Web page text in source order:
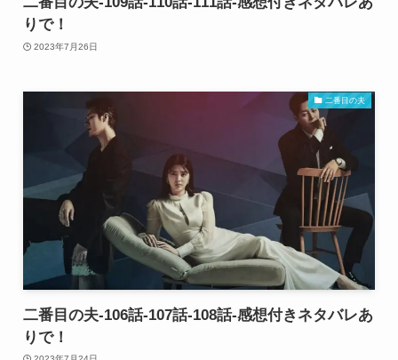
りで！
2023年7月26日
二番目の夫
二番目の夫-106話-107話-108話-感想付きネタバレあ
りで！